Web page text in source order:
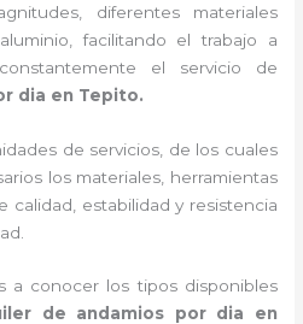
diferentes materiales
facilitando el trabajo a
el servicio de
dia en Tepito.
de servicios, de los cuales
los materiales, herramientas
calidad, estabilidad y resistencia
a conocer los tipos disponibles
de andamios por dia en